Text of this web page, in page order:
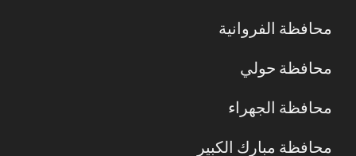
محافظة الفروانية
محافظة حولي
محافظة الجهراء
محافظة مبارك الكبير